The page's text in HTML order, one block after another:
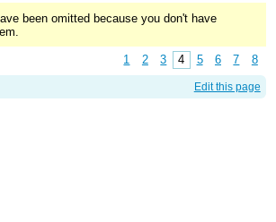
been omitted because you don't have
1 2 3 4 5 6 7 8
Edit this page